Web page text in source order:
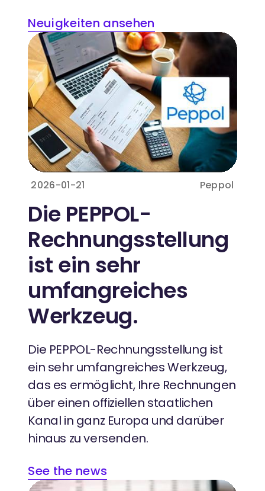
Neuigkeiten ansehen
2026-01-21 Peppol
Die PEPPOL-
Rechnungsstellung
ist ein sehr
umfangreiches
Werkzeug.
Die PEPPOL-Rechnungsstellung ist
ein sehr umfangreiches Werkzeug,
das es ermöglicht, Ihre Rechnungen
über einen offiziellen staatlichen
Kanal in ganz Europa und darüber
hinaus zu versenden.
See the news